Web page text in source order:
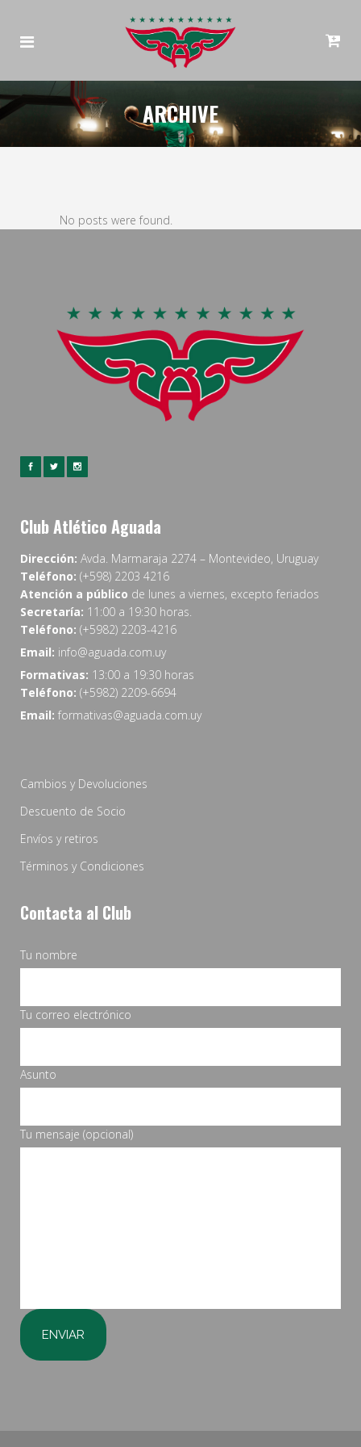
ARCHIVE
No posts were found.
Club Atlético Aguada
Dirección: Avda. Marmaraja 2274 – Montevideo, Uruguay
Teléfono: (+598) 2203 4216
Atención a público de lunes a viernes, excepto feriados
Secretaría: 11:00 a 19:30 horas.
Teléfono: (+5982) 2203-4216
Email: info@aguada.com.uy
Formativas: 13:00 a 19:30 horas
Teléfono: (+5982) 2209-6694
Email: formativas@aguada.com.uy
Cambios y Devoluciones
Descuento de Socio
Envíos y retiros
Términos y Condiciones
Contacta al Club
Tu nombre
Tu correo electrónico
Asunto
Tu mensaje (opcional)